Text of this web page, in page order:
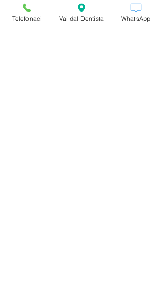
Telefonaci Vai dal Dentista WhatsApp